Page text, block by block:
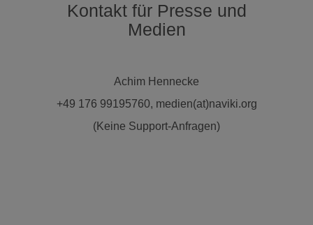
Kontakt für Presse und
Medien
Achim Hennecke
+49 176 99195760, medien(at)naviki.org
(Keine Support-Anfragen)